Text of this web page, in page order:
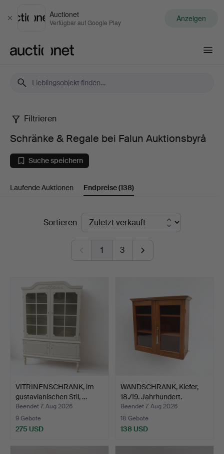
Schließen
Auctionet
Verfügbar auf Google Play Anzeigen
Schränke
Regale
bei
Auktionsbyrå
Filtrieren
Schränke & Regale bei Falun Auktionsbyrå
Suche speichern
Laufende Auktionen Endpreise(138)
EndpreiseSortieren
1 3
VITRINENSCHRANK, im
gustavianischen Stil, …
Beendet 7. Aug 2026
9 Gebote
275 USD
WANDSCHRANK, Kiefer,
18./19. Jahrhundert.
Beendet 7. Aug 2026
18 Gebote
138 USD